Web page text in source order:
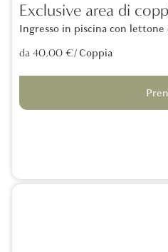
Exclusive area di
Ingresso in piscina con lettone
da 40,00 €/ Coppia